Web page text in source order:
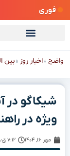
فوری
واضح »اخبار روز »بین
ویژه در
مهر ۱۶, ۱۴۰۴ ۷:۱۲ ق٫ظ